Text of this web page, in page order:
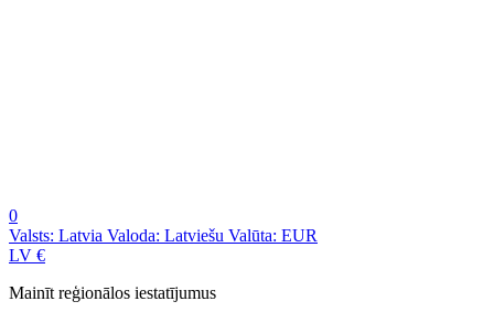
0
Valsts: Latvia Valoda: Latviešu Valūta: EUR
LV €
Mainīt reģionālos iestatījumus